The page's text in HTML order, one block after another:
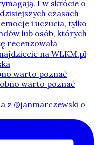
warto poznać
z @janmarczewski o